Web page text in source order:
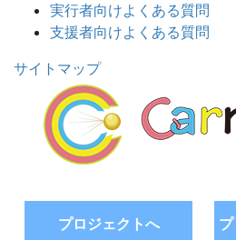
実行者向けよくある質問
支援者向けよくある質問
サイトマップ
プロジェクトへ